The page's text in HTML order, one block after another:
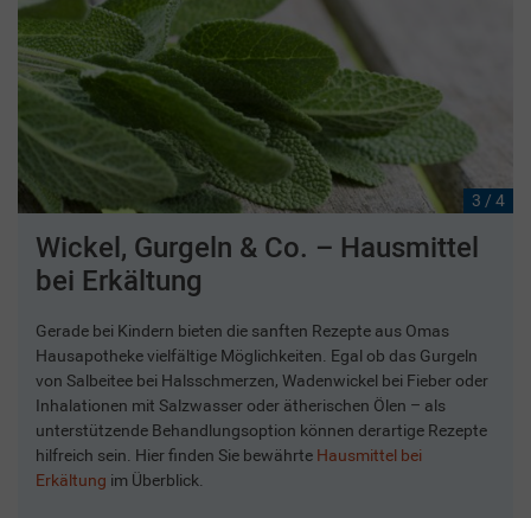
3 / 4
Wickel, Gurgeln & Co. – Hausmittel
bei Erkältung
Gerade bei Kindern bieten die sanften Rezepte aus Omas
Hausapotheke vielfältige Möglichkeiten. Egal ob das Gurgeln
von Salbeitee bei Halsschmerzen, Wadenwickel bei Fieber oder
Inhalationen mit Salzwasser oder ätherischen Ölen – als
unterstützende Behandlungsoption können derartige Rezepte
hilfreich sein. Hier finden Sie bewährte Hausmittel bei
Erkältung im Überblick.